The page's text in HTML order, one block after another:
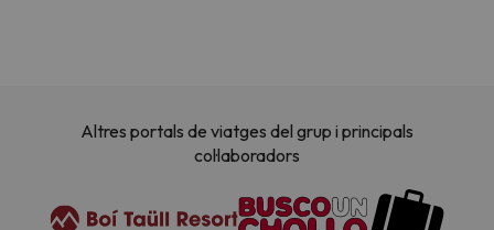
Altres portals de viatges del grup i principals
col·laboradors